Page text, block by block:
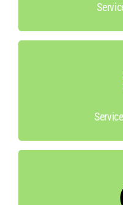
Nous
Notre nouveau